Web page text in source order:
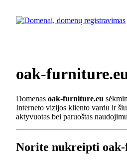
oak-
Domenas oak-furniture.eu
Interneto vizijos kliento vardu ir
aktyvuotas bei paruoštas
Norite nukreipti